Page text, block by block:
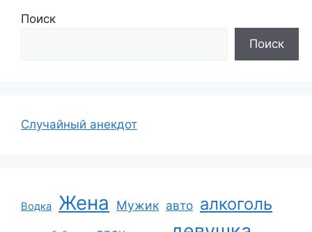
Поиск
Поиск
Случайный анекдот
Водка Жена Мужик авто алкоголь